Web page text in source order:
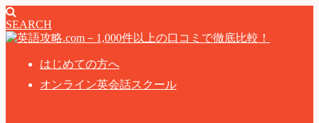
SEARCH
はじめての方へ
オンライン英会話スクール